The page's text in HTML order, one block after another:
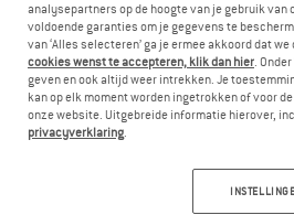
analysepartners op de hoogte van je gebruik
voldoende garanties om je gegevens te
van ‘Alles selecteren’ ga je ermee akkoord dat
cookies wenst te accepteren, klik dan hier.
geven en ook altijd weer intrekken. Je
kan op elk moment worden ingetrokken of voor
onze website. Uitgebreide informatie hierover,
privacyverklaring.